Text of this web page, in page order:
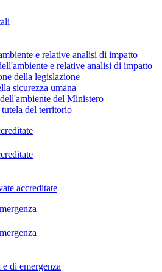
e relative analisi di impatto
e relative analisi di impatto
della legislazione
sicurezza umana
del Ministero
del territorio
accreditate
di emergenza